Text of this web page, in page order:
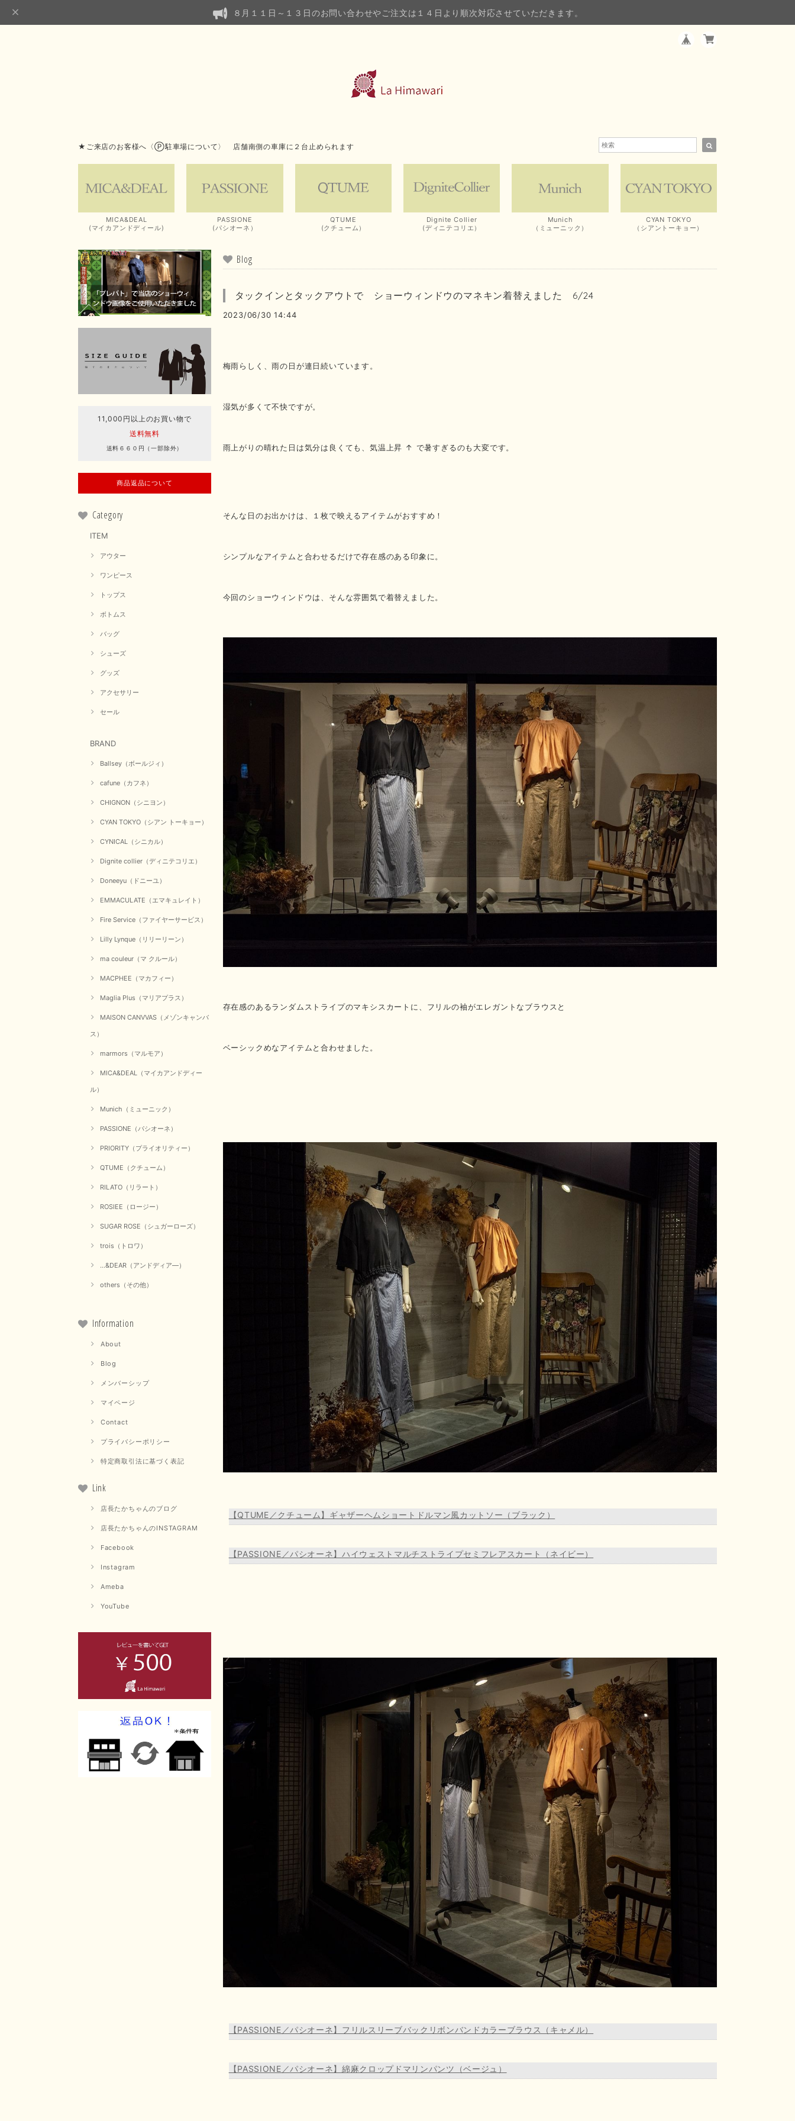
８月１１日～１３日のお問い合わせやご注文は１４日より順次対応させていただきます。
★ご来店のお客様へ〈Ⓟ駐車場について〉 店舗南側の車庫に２台止められます
MICA&DEAL
(マイカアンドディール)
PASSIONE
(パシオーネ）
QTUME
(クチューム）
Dignite Collier
(ディニテコリエ）
Munich
（ミューニック）
CYAN TOKYO
（シアントーキョー）
11,000円以上のお買い物で
送料無料
送料６６０円（一部除外）
商品返品について
Category
ITEM
アウター
ワンピース
トップス
ボトムス
バッグ
シューズ
グッズ
アクセサリー
セール
BRAND
Ballsey（ボールジィ）
cafune（カフネ）
CHIGNON（シニヨン）
CYAN TOKYO（シアン トーキョー）
CYNICAL（シニカル）
Dignite collier（ディニテコリエ）
Doneeyu（ドニーユ）
EMMACULATE（エマキュレイト）
Fire Service（ファイヤーサービス）
Lilly Lynque（リリーリーン）
ma couleur（マ クルール）
MACPHEE（マカフィー）
Maglia Plus（マリアプラス）
MAISON CANVVAS（メゾンキャンバ
ス）
marmors（マルモア）
MICA&DEAL（マイカアンドディー
ル）
Munich（ミューニック）
PASSIONE（パシオーネ）
PRIORITY（プライオリティー）
QTUME（クチューム）
RILATO（リラート）
ROSIEE（ロージー）
SUGAR ROSE（シュガーローズ）
trois（トロワ）
...&DEAR（アンドディア―）
others（その他）
Information
About
Blog
メンバーシップ
マイページ
Contact
プライバシーポリシー
特定商取引法に基づく表記
Link
店長たかちゃんのブログ
店長たかちゃんのINSTAGRAM
Facebook
Instagram
Ameba
YouTube
Blog
タックインとタックアウトで ショーウィンドウのマネキン着替えました 6/24
2023/06/30 14:44
梅雨らしく、雨の日が連日続いています。
湿気が多くて不快ですが。
雨上がりの晴れた日は気分は良くても、気温上昇 ↑ で暑すぎるのも大変です。
そんな日のお出かけは、１枚で映えるアイテムがおすすめ！
シンプルなアイテムと合わせるだけで存在感のある印象に。
今回のショーウィンドウは、そんな雰囲気で着替えました。
存在感のあるランダムストライプのマキシスカートに、フリルの袖がエレガントなブラウスと
ベーシックめなアイテムと合わせました。
【QTUME／クチューム】ギャザーヘムショートドルマン風カットソー（ブラック）
【PASSIONE／パシオーネ】ハイウェストマルチストライプセミフレアスカート（ネイビー）
【PASSIONE／パシオーネ】フリルスリーブバックリボンバンドカラーブラウス（キャメル）
【PASSIONE／パシオーネ】綿麻クロップドマリンパンツ（ベージュ）